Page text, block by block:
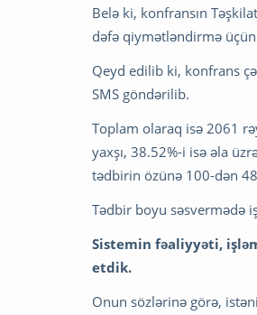
Belə ki, konfransın
dəfə qiymətləndirmə
Qeyd edilib ki, konfrans
SMS göndərilib.
Toplam olaraq isə 2061
yaxşı, 38.52%-i isə əla
tədbirin özünə 100-dən
Tədbir boyu səsvermədə
Sistemin fəaliyyəti,
etdik.
Onun sözlərinə görə,